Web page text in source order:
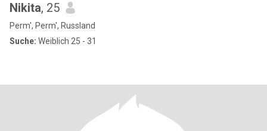
Nikita, 25
Perm', Perm', Russland
Suche: Weiblich 25 - 31